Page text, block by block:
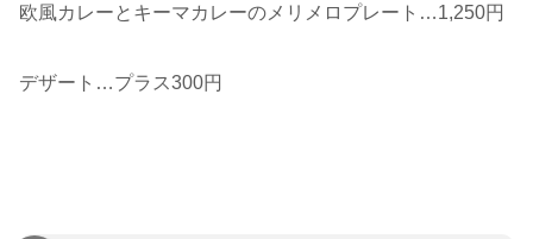
欧風カレーとキーマカレーのメリメロプレート…1,250円
デザート…プラス300円